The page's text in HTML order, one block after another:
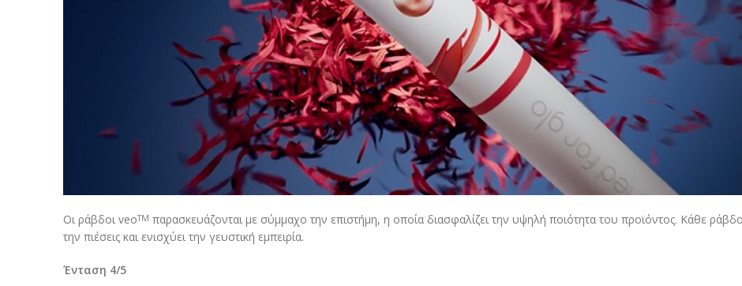
Οι ράβδοι veoTM παρασκευάζονται με σύμμαχο την επιστήμη, η οποία διασφαλίζει την υψηλή ποιότητα του προϊόντος. Κάθε
την πιέσεις και ενισχύει την γευστική εμπειρία.
Ένταση 4/5